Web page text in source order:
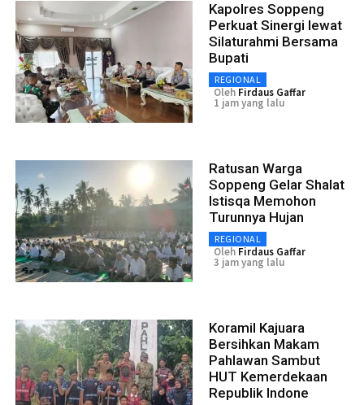
Kapolres Soppeng
Perkuat Sinergi lewat
Silaturahmi Bersama
Bupati
REGIONAL
Oleh Firdaus Gaffar
1 jam yang lalu
Ratusan Warga
Soppeng Gelar Shalat
Istisqa Memohon
Turunnya Hujan
REGIONAL
Oleh Firdaus Gaffar
3 jam yang lalu
Koramil Kajuara
Bersihkan Makam
Pahlawan Sambut
HUT Kemerdekaan
Republik Indone